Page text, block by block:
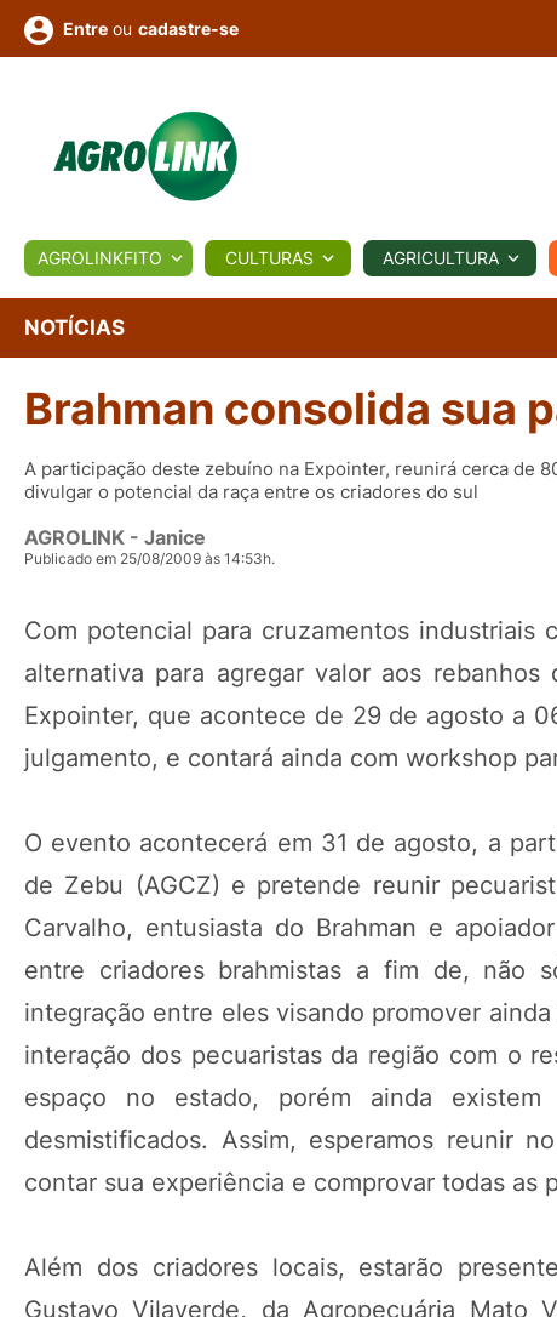
BIOLÓGICOS COTAÇÕES NOTÍCIAS
Conversor Colunistas Eventos
Fotos
e
Vídeos
Entre ou cadastre-se
AGROLINKFITO CULTURAS AGRICULTURA
NOTÍCIAS
Brahman consolida sua
A participação deste zebuíno na Expointer, reunirá cerca de
divulgar o potencial da raça entre os criadores do sul
AGROLINK - Janice
Publicado em 25/08/2009 às 14:53h.
Com potencial para cruzamentos industriais
alternativa para agregar valor aos
Expointer, que acontece de 29 de agosto a
julgamento, e contará ainda com workshop
O evento acontecerá em 31 de agosto, a
de Zebu (AGCZ) e pretende reunir
Carvalho, entusiasta do Brahman e
entre criadores brahmistas a fim de, não
integração entre eles visando promover
interação dos pecuaristas da região com o
espaço no estado, porém ainda
desmistificados. Assim, esperamos reunir
contar sua experiência e comprovar todas as
Além dos criadores locais, estarão
Gustavo Vilaverde, da Agropecuária Mato